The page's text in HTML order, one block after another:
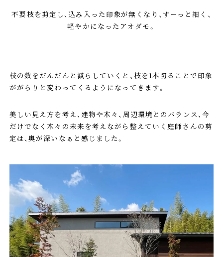
不要枝を剪定し、込み入った印象が無くなり、すーっと細く、
軽やかになったアオダモ。
枝の数をだんだんと減らしていくと、枝を1本切ることで印象
ががらりと変わってくるようになってきます。
美しい見え方を考え、建物や木々、周辺環境とのバランス、今
だけでなく木々の未来を考えながら整えていく庭師さんの剪
定は、奥が深いなぁと感じました。